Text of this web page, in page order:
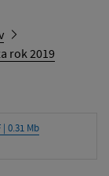
rok 2019
| 0.31 Mb